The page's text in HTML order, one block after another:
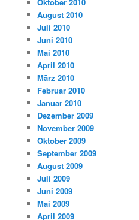
Oktober 2010
August 2010
Juli 2010
Juni 2010
Mai 2010
April 2010
März 2010
Februar 2010
Januar 2010
Dezember 2009
November 2009
Oktober 2009
September 2009
August 2009
Juli 2009
Juni 2009
Mai 2009
April 2009